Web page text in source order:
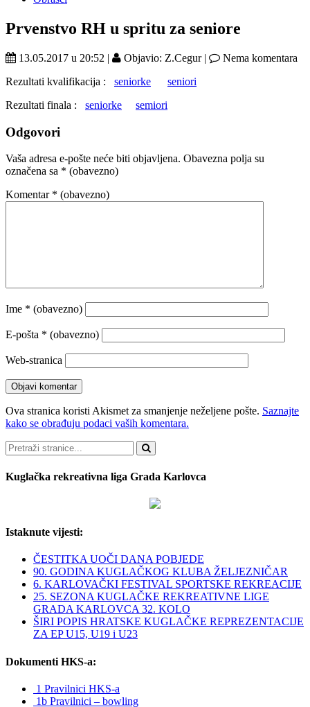
Prvenstvo RH u spritu za seniore
13.05.2017 u 20:52 | Objavio: Z.Cegur |
Nema komentara
Rezultati kvalifikacija : seniorke
seniori
Rezultati finala : seniorke semiori
Odgovori
Vaša adresa e-pošte neće biti objavljena. Obavezna polja su
označena sa * (obavezno)
Komentar * (obavezno)
Ime * (obavezno)
E-pošta * (obavezno)
Web-stranica
Ova stranica koristi Akismet za smanjenje neželjene pošte. Saznajte
kako se obrađuju podaci vaših komentara.
Pretraži
Kuglačka rekreativna liga Grada Karlovca
Istaknute vijesti:
ČESTITKA UOČI DANA POBJEDE
90. GODINA KUGLAČKOG KLUBA ŽELJEZNIČAR
6. KARLOVAČKI FESTIVAL SPORTSKE REKREACIJE
25. SEZONA KUGLAČKE REKREATIVNE LIGE
GRADA KARLOVCA 32. KOLO
ŠIRI POPIS HRATSKE KUGLAČKE REPREZENTACIJE
ZA EP U15, U19 i U23
Dokumenti HKS-a:
1 Pravilnici HKS-a
1b Pravilnici – bowling